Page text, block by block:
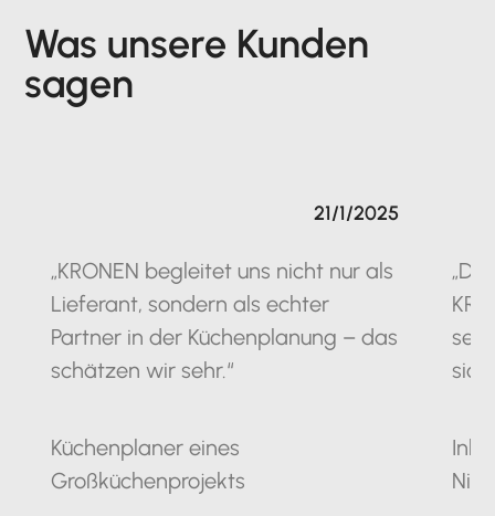
Was unsere Kunden
sagen
„KRONEN begleitet uns nicht nur als
Lieferant, sondern als echter
Partner in der Küchenplanung – das
schätzen wir sehr.“
Küchenplaner eines
Großküchenprojekts
21/1/2025
seit
sich